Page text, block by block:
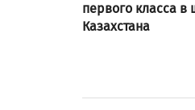
первого класса в
Казахстана